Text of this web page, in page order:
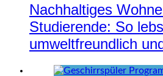
Nachhaltiges
Studierende: So
umweltfreundlich